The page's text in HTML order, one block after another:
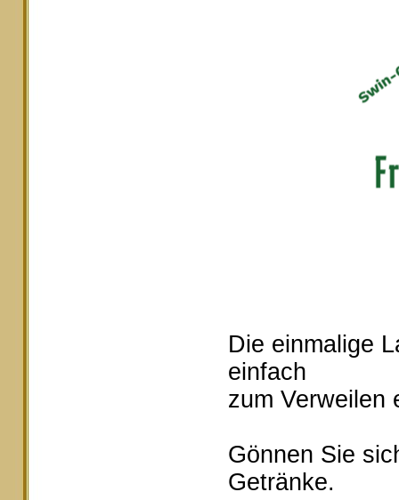
Die einmalige
einfach
zum Verweilen
Gönnen Sie
Getränke.